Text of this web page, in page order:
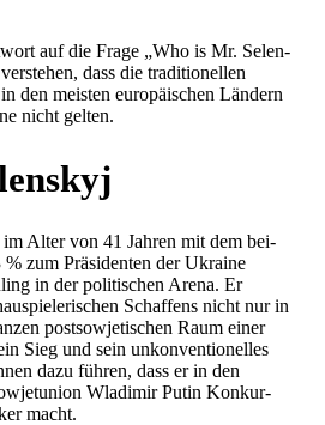
auf die Frage „Who is Mr. Selen­
dass die tra­di­tio­nel­len
den meisten euro­päi­schen Ländern
nicht gelten.
Alter von 41 Jahren mit dem bei­
zum Prä­si­den­ten der Ukraine
in der poli­ti­schen Arena. Er
Schaf­fens nicht nur in
post­so­wje­ti­schen Raum einer
Sieg und sein unkon­ven­tio­nel­les
dazu führen, dass er in den
Wla­di­mir Putin Kon­kur­
macht.